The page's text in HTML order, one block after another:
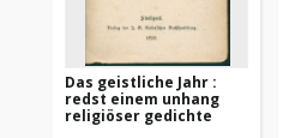
Das geistliche Jahr :
redst einem unhang
religiöser gedichte